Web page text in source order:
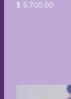
$ 5.700,00